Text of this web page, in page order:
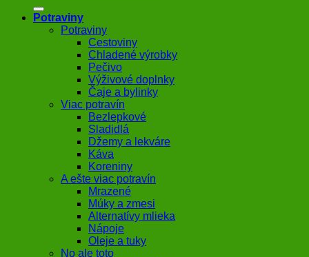
Potraviny
Potraviny
Cestoviny
Chladené výrobky
Pečivo
Výživové doplnky
Čaje a bylinky
Viac potravín
Bezlepkové
Sladidlá
Džemy a lekváre
Káva
Koreniny
A ešte viac potravín
Mrazené
Múky a zmesi
Alternatívy mlieka
Nápoje
Oleje a tuky
No ale toto